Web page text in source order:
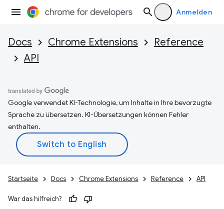
Anmelden
Docs Chrome Extensions
Reference
API
Google verwendet KI-Technologie, um Inhalte in Ihre bevorzugte
Sprache zu übersetzen. KI-Übersetzungen können Fehler
enthalten.
Startseite Docs Chrome Extensions Reference API
War das hilfreich?